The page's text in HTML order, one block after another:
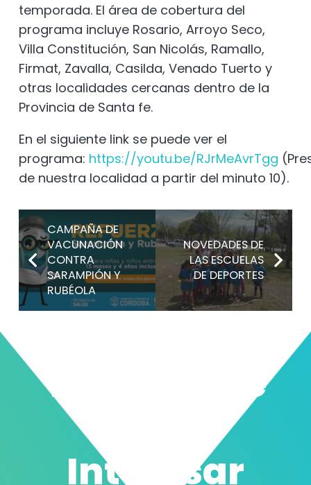
temporada. El área de cobertura del
programa incluye Rosario, Arroyo Seco,
Villa Constitución, San Nicolás, Ramallo,
Firmat, Zavalla, Casilda, Venado Tuerto y
otras localidades cercanas dentro de la
Provincia de Santa fe.
En el siguiente link se puede ver el
programa: https://youtu.be/RJrMeAvrTgg
de nuestra localidad a partir del minuto 10).
CAMPAÑA DE
VACUNACIÓN
CONTRA
SARAMPIÓN Y
RUBÉOLA
NOVEDADES DE
LAS ESCUELAS
DE DEPORTES
También Te
Interesar